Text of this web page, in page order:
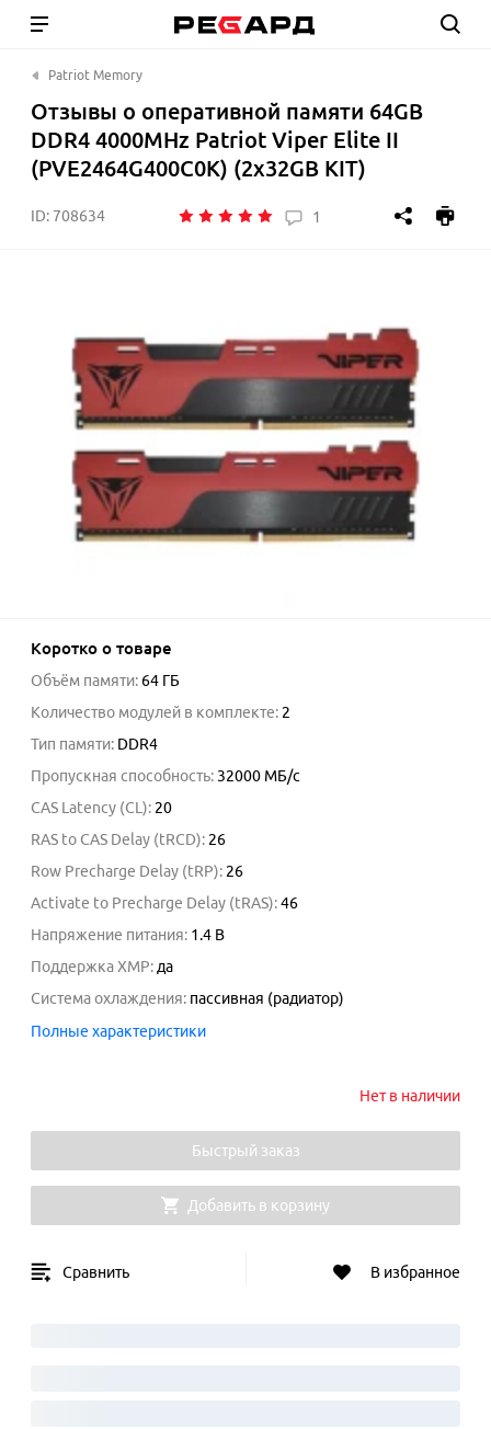
Patriot Memory
Отзывы о оперативной памяти 64GB
DDR4 4000MHz Patriot Viper Elite II
(PVE2464G400C0K) (2x32GB KIT)
ID: 708634 1
Коротко о товаре
Объём памяти:64 ГБ
Количество модулей в комплекте: 2
Тип памяти: DDR4
Пропускная способность: 32000 МБ/с
CAS Latency (CL): 20
RAS to CAS Delay (tRCD): 26
Row Precharge Delay (tRP): 26
Activate to Precharge Delay (tRAS):46
Напряжение питания: 1.4 В
Поддержка XMP: да
Система охлаждения: пассивная (радиатор)
Полные характеристики
Нет в наличии
Быстрый заказ
Добавить в корзину
Сравнить В избранное